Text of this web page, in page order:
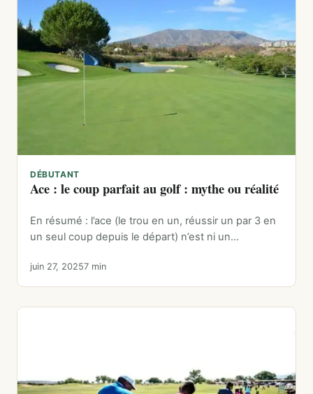
DÉBUTANT
Ace : le coup parfait au golf : mythe ou réalité
En résumé : l’ace (le trou en un, réussir un par 3 en
un seul coup depuis le départ) n’est ni un…
juin 27, 20257 min